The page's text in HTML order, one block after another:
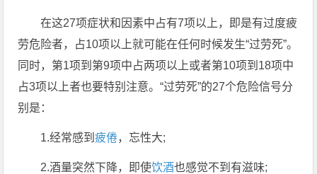
在这27项症状和因素中占有7项以上，即是有过度疲
劳危险者，占10项以上就可能在任何时候发生“过劳死”。
同时，第1项到第9项中占两项以上或者第10项到18项中
占3项以上者也要特别注意。“过劳死”的27个危险信号分
别是：
1.经常感到疲倦，忘性大;
2.酒量突然下降，即使饮酒也感觉不到有滋味;